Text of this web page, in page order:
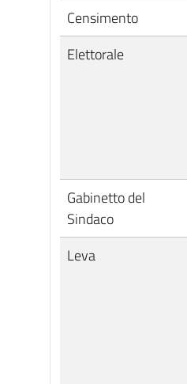
Censimento
Elettorale
Gabinetto del
Sindaco
Leva